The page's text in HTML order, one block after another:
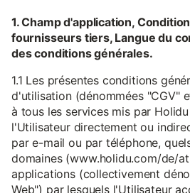
1. Champ d'application,
fournisseurs tiers, Langue du
des conditions générales.
1.1 Les présentes conditions
d'utilisation (dénommées "CGV"
à tous les services mis par
l'Utilisateur directement ou
par e-mail ou par téléphone,
domaines (www.holidu.com/de/
applications (collectivement
Web") par lesquels l'Utilisateur